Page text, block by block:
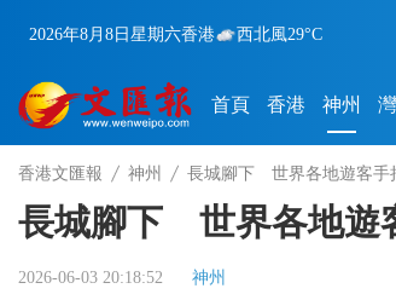
2026年8月8日 星期六香港 西北風29°C
首頁 香港 神州
香港文匯報 神州 長城腳下 世界各地遊客手
長城腳下 世界各地遊
2026-06-03 20:18:52 神州